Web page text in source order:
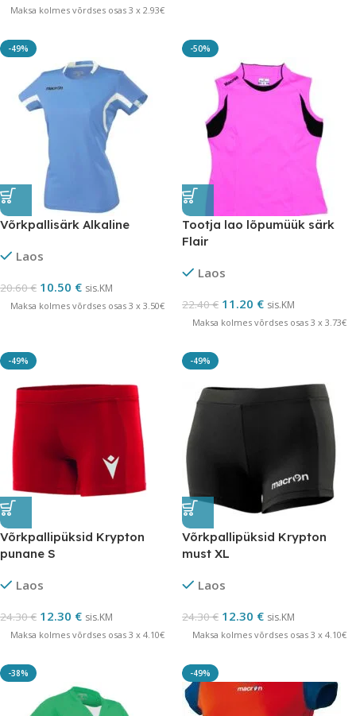
Maksa kolmes võrdses osas 3 x 2.93€
-49%
Võrkpallisärk Alkaline
Laos
20.60€ 10.50 € sis.KM
Maksa kolmes võrdses osas 3 x 3.50€
-50%
Tootja lao lõpumüük särk
Flair
Laos
22.40€ 11.20 € sis.KM
Maksa kolmes võrdses osas 3 x 3.73€
-49%
Võrkpallipüksid Krypton
punane S
Laos
24.30€ 12.30 € sis.KM
Maksa kolmes võrdses osas 3 x 4.10€
-49%
Võrkpallipüksid Krypton
must XL
Laos
24.30€ 12.30 € sis.KM
Maksa kolmes võrdses osas 3 x 4.10€
-38% -49%